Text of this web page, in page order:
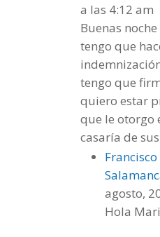
a las 4:12 am
Buenas
tengo que
tengo que
quiero estar
que le otorgo
casaría de
agosto,
Hola